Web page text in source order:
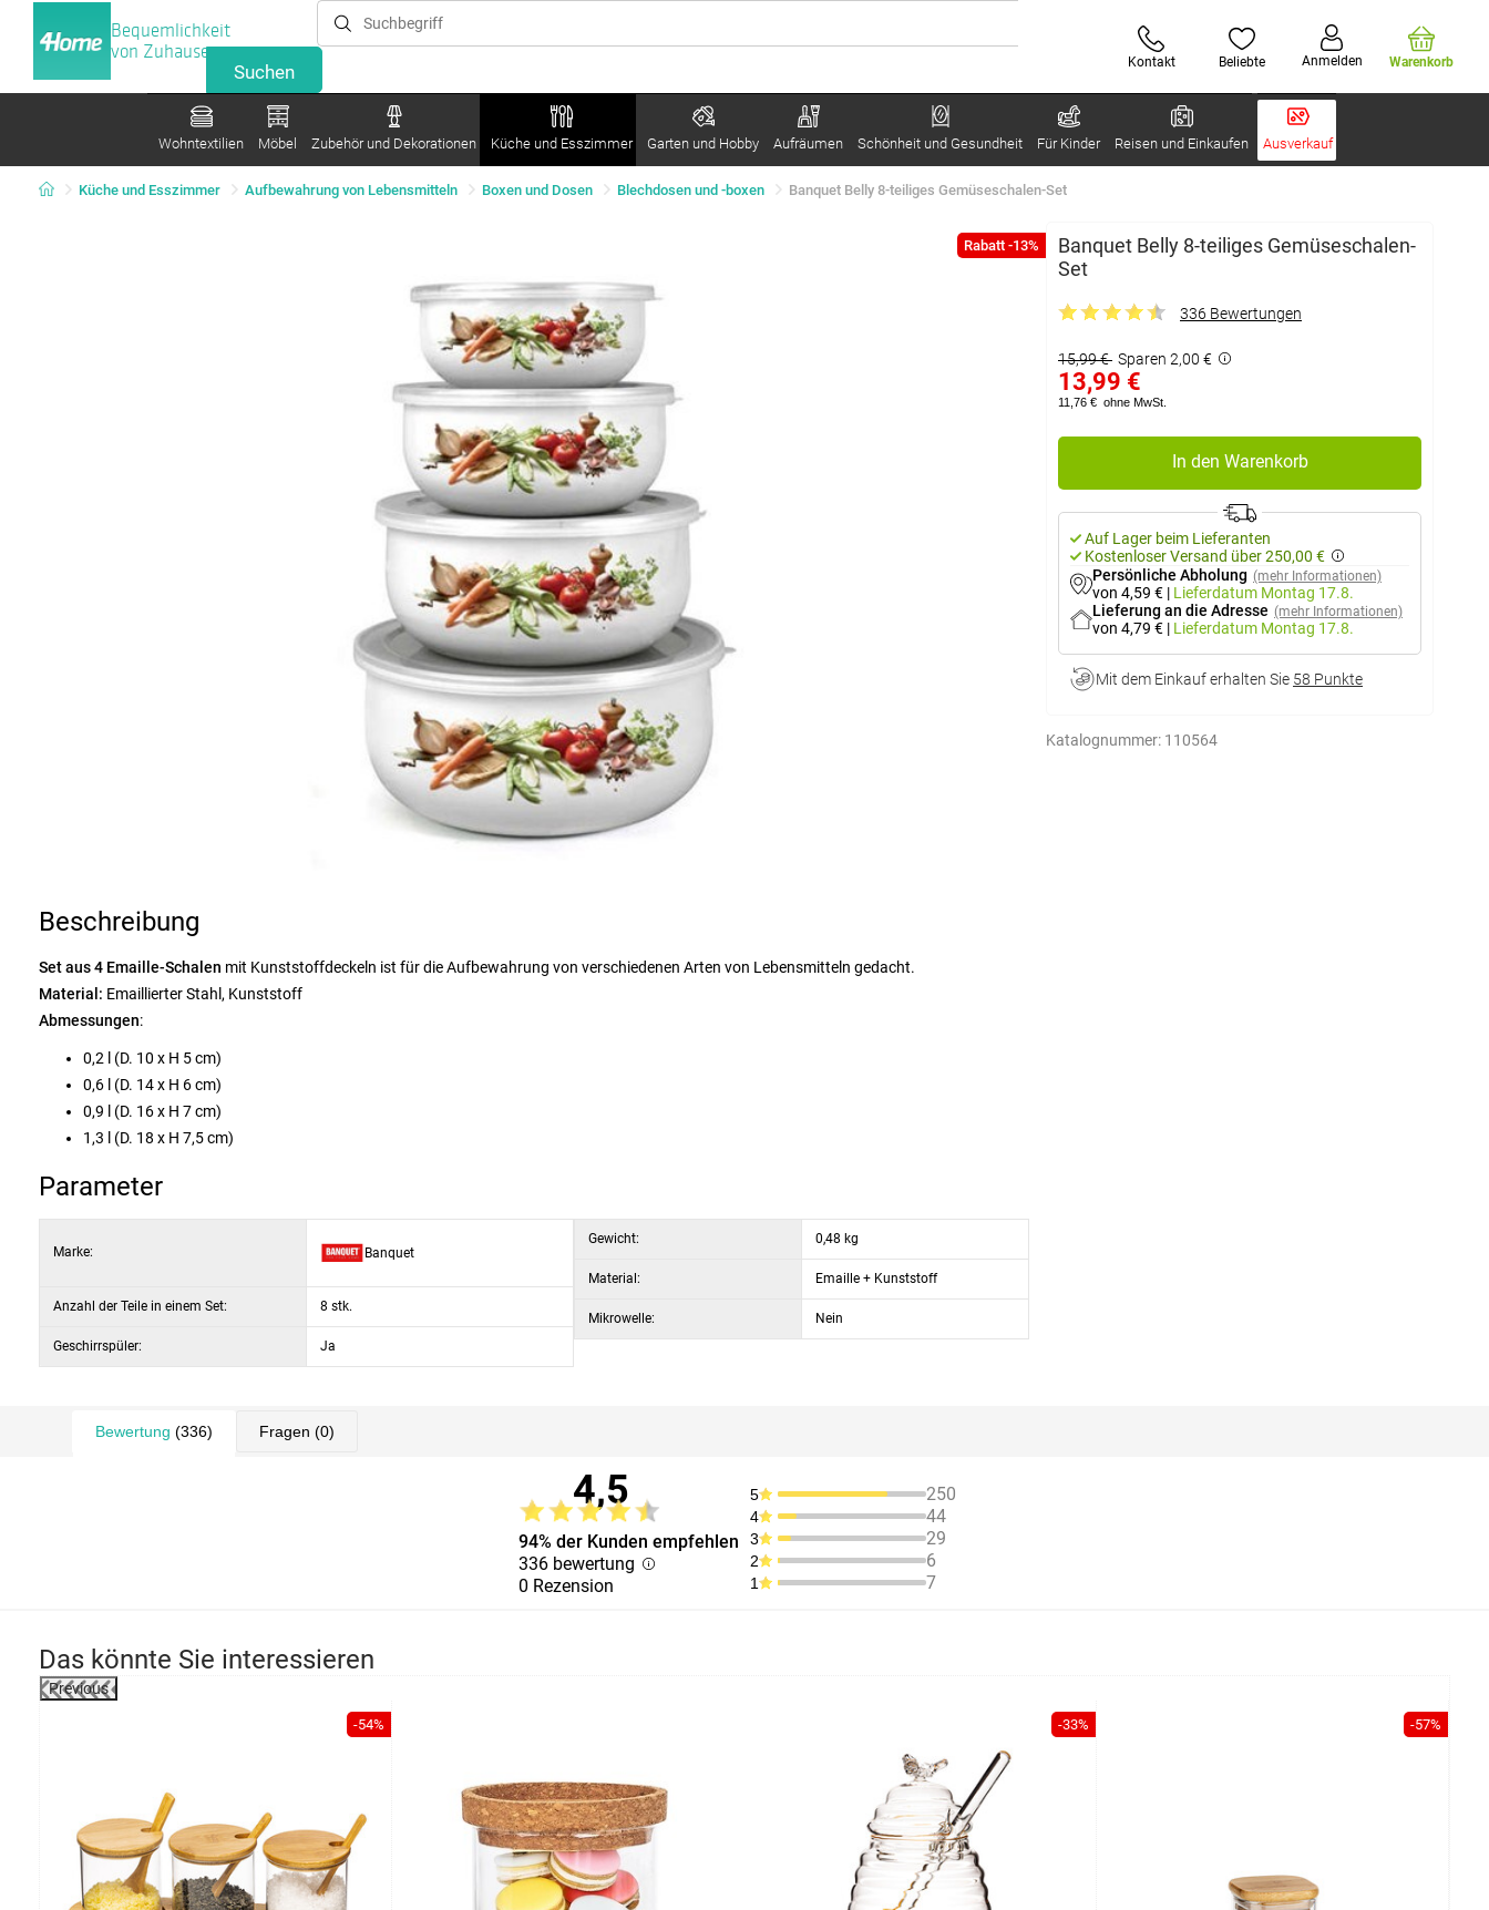
Bequemlichkeit
von Zuhause
Kontakt Beliebte Anmelden Warenkorb
Wohntextilien Möbel Zubehör und Dekorationen Küche und Esszimmer Garten und Hobby Aufräumen Schönheit und Gesundheit Für Kinder Reisen und Einkaufen Ausverkauf
Küche und Esszimmer Aufbewahrung von Lebensmitteln Boxen und Dosen Blechdosen und -boxen Banquet Belly 8-teiliges Gemüseschalen-Set
Rabatt -13%
Banquet Belly 8-teiliges Gemüseschalen-
Set
336 Bewertungen
15,99 € Sparen 2,00 €
13,99 €
11,76 € ohne MwSt.
In den Warenkorb
Auf Lager beim Lieferanten
Kostenloser Versand über 250,00 €
Persönliche Abholung (mehr Informationen)
von 4,59 € | Lieferdatum Montag 17.8.
Lieferung an die Adresse (mehr Informationen)
von 4,79 € | Lieferdatum Montag 17.8.
Mit dem Einkauf erhalten Sie 58 Punkte
Katalognummer: 110564
Beschreibung
Set aus 4 Emaille-Schalen mit Kunststoffdeckeln ist für die Aufbewahrung von verschiedenen Arten von Lebensmitteln gedacht.
Material: Emaillierter Stahl, Kunststoff
Abmessungen:
0,2 l (D. 10 x H 5 cm)
0,6 l (D. 14 x H 6 cm)
0,9 l (D. 16 x H 7 cm)
1,3 l (D. 18 x H 7,5 cm)
Parameter
Marke: Banquet
Anzahl der Teile in einem Set: 8 stk.
Geschirrspüler: Ja
Gewicht: 0,48 kg
Material: Emaille + Kunststoff
Mikrowelle: Nein
Bewertung (336) Fragen (0)
4,5
94% der Kunden empfehlen
336 bewertung
0 Rezension
5 250
4 44
3 29
2 6
1 7
Das könnte Sie interessieren
Previous
-54% -33% -57%